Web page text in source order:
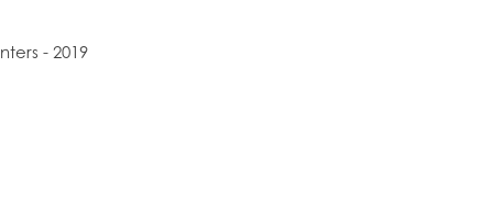
- 2019